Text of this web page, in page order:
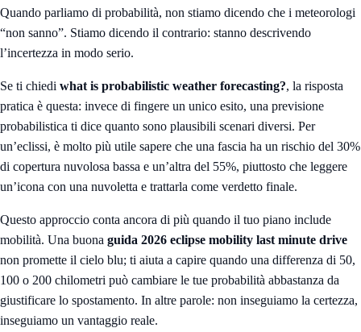
Quando parliamo di probabilità, non stiamo dicendo che i meteorologi
“non sanno”. Stiamo dicendo il contrario: stanno descrivendo
l’incertezza in modo serio.
Se ti chiedi what is probabilistic weather forecasting?, la risposta
pratica è questa: invece di fingere un unico esito, una previsione
probabilistica ti dice quanto sono plausibili scenari diversi. Per
un’eclissi, è molto più utile sapere che una fascia ha un rischio del 30%
di copertura nuvolosa bassa e un’altra del 55%, piuttosto che leggere
un’icona con una nuvoletta e trattarla come verdetto finale.
Questo approccio conta ancora di più quando il tuo piano include
mobilità. Una buona guida 2026 eclipse mobility last minute drive
non promette il cielo blu; ti aiuta a capire quando una differenza di 50,
100 o 200 chilometri può cambiare le tue probabilità abbastanza da
giustificare lo spostamento. In altre parole: non inseguiamo la certezza,
inseguiamo un vantaggio reale.